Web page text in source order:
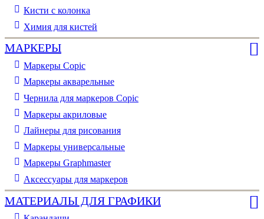
Кисти с колонка
Химия для кистей
МАРКЕРЫ
Маркеры Copic
Маркеры акварельные
Чернила для маркеров Copic
Маркеры акриловые
Лайнеры для рисования
Маркеры универсальные
Маркеры Graphmaster
Аксессуары для маркеров
МАТЕРИАЛЫ ДЛЯ ГРАФИКИ